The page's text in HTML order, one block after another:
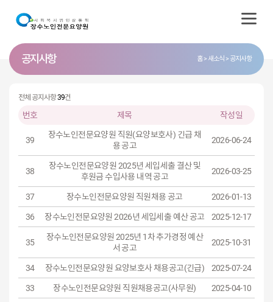
공지사항 홈 새소식 공지사항
전체 공지사항39건
번호 제목 작성일
39
장수노인전문요양원 직원(요양보호사) 긴급 채
용 공고
2026-06-24
38
장수노인전문요양원 2025년 세입세출 결산 및
후원금 수입사용 내역 공고
2026-03-25
37 장수노인전문요양원 직원채용 공고 2026-01-13
36 장수노인전문요양원 2026년 세입세출 예산 공고 2025-12-17
35
장수노인전문요양원 2025년 1차 추가경정 예산
서 공고
2025-10-31
34 장수노인전문요양원 요양보호사 채용공고(긴급) 2025-07-24
33 장수노인전문요양원 직원채용공고(사무원) 2025-04-10